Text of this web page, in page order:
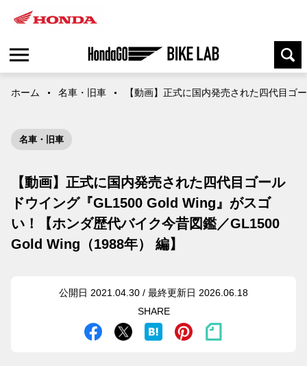
ホーム 名車・旧車 【動画】正式に国内発売された四代目
名車・旧車
【動画】正式に国内発売された四代目ゴール
ドウイング『GL1500 Gold Wing』がスゴ
い！【ホンダ歴代バイク今昔図鑑／GL1500
Gold Wing（1988年） 編】
公開日 2021.04.30 / 最終更新日 2026.06.18
SHARE